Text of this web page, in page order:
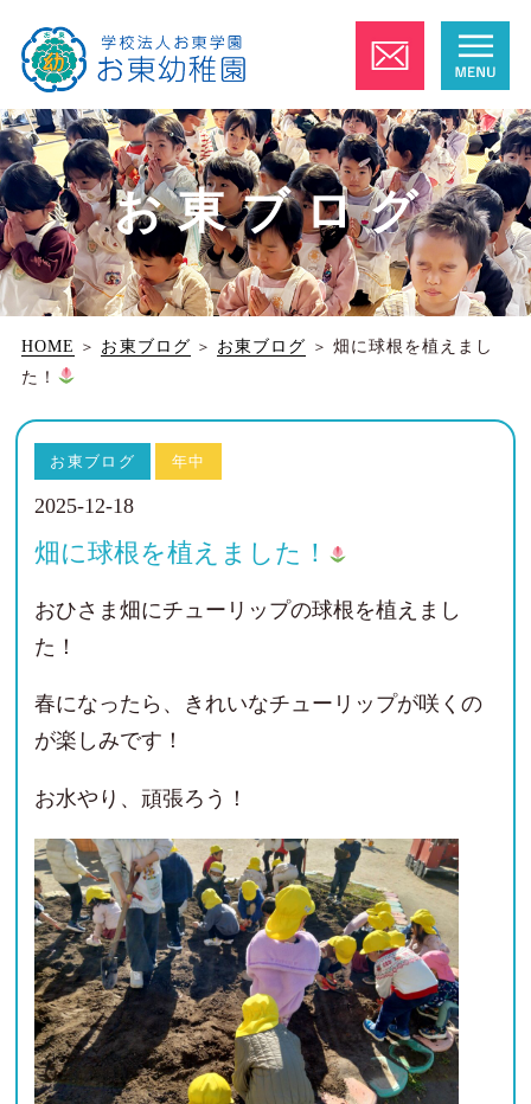
お東ブログ
HOME ＞ お東ブログ ＞ お東ブログ ＞ 畑に球根を植えまし
た！
お東ブログ 年中
2025-12-18
畑に球根を植えました！
おひさま畑にチューリップの球根を植えまし
た！
春になったら、きれいなチューリップが咲くの
が楽しみです！
お水やり、頑張ろう！